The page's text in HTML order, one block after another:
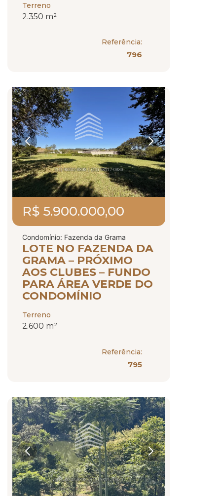
Terreno
2.350 m²
Referência:
796
R$ 5.900.000,00
Condomínio: Fazenda da Grama
LOTE NO FAZENDA DA
GRAMA – PRÓXIMO
AOS CLUBES – FUNDO
PARA ÁREA VERDE DO
CONDOMÍNIO
Terreno
2.600 m²
Referência:
795